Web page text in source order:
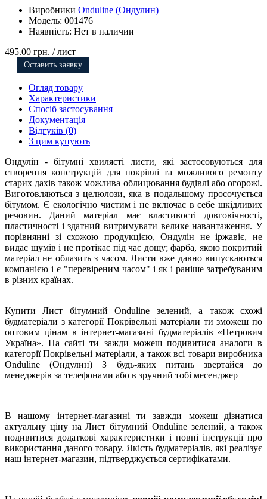
Виробники Onduline (Ондулин)
Модель: 001476
Наявність: Нет в наличии
495.00 грн. / лист
Оставить заявку
Огляд товару
Характеристики
Спосіб застосування
Документація
Відгуків (0)
З цим купують
Ондулін - бітумні хвилясті листи, які застосовуються для
створення конструкцій для покрівлі та можливого ремонту
старих дахів також можлива облицювання будівлі або огорожі.
Виготовляються з целюлози, яка в подальшому просочується
бітумом. Є екологічно чистим і не включає в себе шкідливих
речовин. Даний матеріал має властивості довговічності,
пластичності і здатний витримувати велике навантаження. У
порівнянні зі схожою продукцією, Ондулін не іржавіє, не
видає шумів і не протікає під час дощу; фарба, якою покритий
матеріал не облазить з часом. Листи вже давно випускаються
компанією і є "перевіреним часом" і як і раніше затребуваним
в різних країнах.
Купити Лист бітумний Onduline зелений, а також схожі
будматеріали з категорії Покрівельні матеріали ти зможеш по
оптовим цінам в інтернет-магазині будматеріалів «Петрович
Україна». На сайті ти зажди можеш подивитися аналоги в
категорії Покрівельні матеріали, а також всі товари виробника
Onduline (Ондулин) З будь-яких питань звертайся до
менеджерів за телефонами або в зручний тобі месенджер
В нашому інтернет-магазині ти завжди можеш дізнатися
актуальну ціну на Лист бітумний Onduline зелений, а також
подивитися додаткові характеристики і повні інструкції про
використання даного товару. Якість будматеріалів, які реалізує
наш інтернет-магазин, підтверджується сертифікатами.